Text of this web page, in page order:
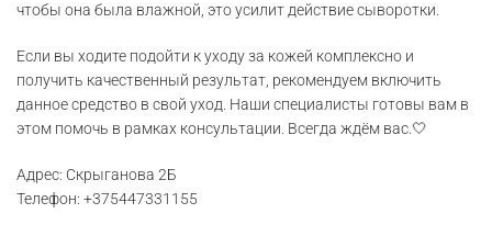
чтобы она была влажной, это усилит действие сыворотки.
Если вы ходите подойти к уходу за кожей комплексно и
получить качественный результат, рекомендуем включить
данное средство в свой уход. Наши специалисты готовы вам в
этом помочь в рамках консультации. Всегда ждём вас.🤍
Адрес: Скрыганова 2Б
Телефон: +375447331155